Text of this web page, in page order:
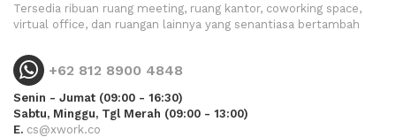
Tersedia ribuan ruang meeting, ruang kantor, coworking space,
virtual office, dan ruangan lainnya yang senantiasa bertambah
+62 812 8900 4848
Senin - Jumat (09:00 - 16:30)
Sabtu, Minggu, Tgl Merah (09:00 - 13:00)
E. cs@xwork.co